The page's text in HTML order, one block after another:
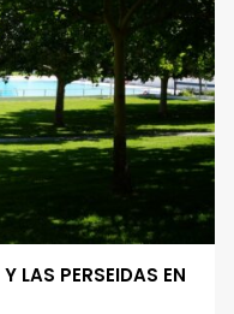
LAS PERSEIDAS EN